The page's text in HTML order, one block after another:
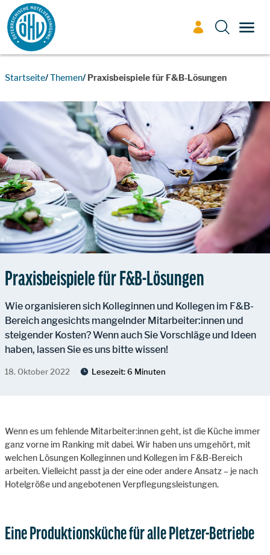
Zum Inhalt
Startseite Themen Praxisbeispiele für F&B-Lösungen
Praxisbeispiele für F&B-Lösungen
Wie organisieren sich Kolleginnen und Kollegen im F&B-
Bereich angesichts mangelnder Mitarbeiter:innen und
steigender Kosten? Wenn auch Sie Vorschläge und Ideen
haben, lassen Sie es uns bitte wissen!
18. Oktober 2022 Lesezeit:6 Minuten
Wenn es um fehlende Mitarbeiter:innen geht, ist die Küche immer
ganz vorne im Ranking mit dabei. Wir haben uns umgehört, mit
welchen Lösungen Kolleginnen und Kollegen im F&B-Bereich
arbeiten. Vielleicht passt ja der eine oder andere Ansatz – je nach
Hotelgröße und angebotenen Verpflegungsleistungen.
Eine Produktionsküche für alle Pletzer-Betriebe